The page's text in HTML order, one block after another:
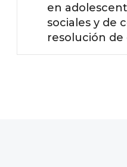
en
sociales y de
resolución de